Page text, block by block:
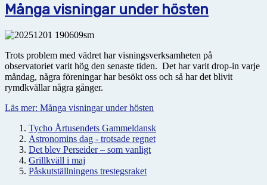
Många visningar under hösten
Trots problem med vädret har visningsverksamheten på
observatoriet varit hög den senaste tiden. Det har varit drop-in varje
måndag, några föreningar har besökt oss och så har det blivit
rymdkvällar några gånger.
Läs mer: Många visningar under hösten
Tycho Årtusendets Gammeldansk
Astronomins dag - trotsade regnet
Det blev Perseider – som vanligt
Grillkväll i maj
Påskutställningens trestegsraket